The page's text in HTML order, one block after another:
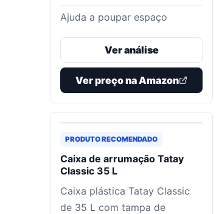
Ajuda a poupar espaço
Ver análise
Ver preço na Amazon
PRODUTO RECOMENDADO
Caixa de arrumação Tatay
Classic 35 L
Caixa plástica Tatay Classic
de 35 L com tampa de